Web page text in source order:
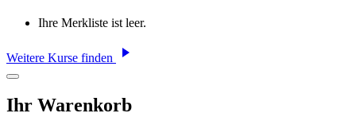
Ihre Merkliste ist leer.
Weitere Kurse finden
Ihr Warenkorb